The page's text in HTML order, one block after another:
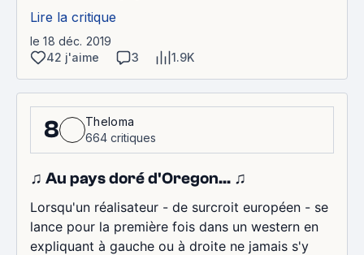
Lire la critique
le 18 déc. 2019
42 j'aime
3 1.9K
8
Theloma
664 critiques
♫ Au pays doré d'Oregon... ♫
Lorsqu'un réalisateur - de surcroit européen - se
lance pour la première fois dans un western en
expliquant à gauche ou à droite ne jamais s'y